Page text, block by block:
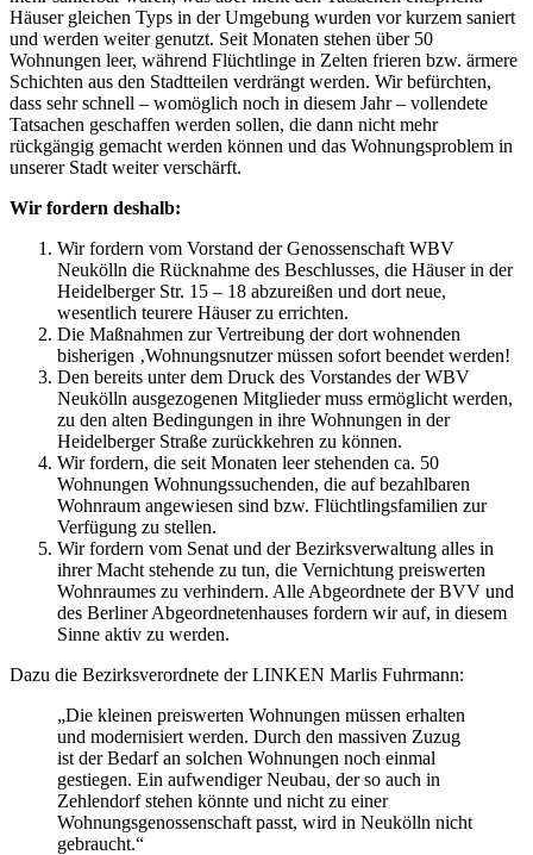
Häuser gleichen Typs in der Umgebung wurden vor kurzem saniert
und werden weiter genutzt. Seit Monaten stehen über 50
Wohnungen leer, während Flüchtlinge in Zelten frieren bzw. ärmere
Schichten aus den Stadtteilen verdrängt werden. Wir befürchten,
dass sehr schnell – womöglich noch in diesem Jahr – vollendete
Tatsachen geschaffen werden sollen, die dann nicht mehr
rückgängig gemacht werden können und das Wohnungsproblem in
unserer Stadt weiter verschärft.
Wir fordern deshalb:
Wir fordern vom Vorstand der Genossenschaft WBV
Neukölln die Rücknahme des Beschlusses, die Häuser in der
Heidelberger Str. 15 – 18 abzureißen und dort neue,
wesentlich teurere Häuser zu errichten.
Die Maßnahmen zur Vertreibung der dort wohnenden
bisherigen ‚Wohnungsnutzer müssen sofort beendet werden!
Den bereits unter dem Druck des Vorstandes der WBV
Neukölln ausgezogenen Mitglieder muss ermöglicht werden,
zu den alten Bedingungen in ihre Wohnungen in der
Heidelberger Straße zurückkehren zu können.
Wir fordern, die seit Monaten leer stehenden ca. 50
Wohnungen Wohnungssuchenden, die auf bezahlbaren
Wohnraum angewiesen sind bzw. Flüchtlingsfamilien zur
Verfügung zu stellen.
Wir fordern vom Senat und der Bezirksverwaltung alles in
ihrer Macht stehende zu tun, die Vernichtung preiswerten
Wohnraumes zu verhindern. Alle Abgeordnete der BVV und
des Berliner Abgeordnetenhauses fordern wir auf, in diesem
Sinne aktiv zu werden.
Dazu die Bezirksverordnete der LINKEN Marlis Fuhrmann:
„Die kleinen preiswerten Wohnungen müssen erhalten
und modernisiert werden. Durch den massiven Zuzug
ist der Bedarf an solchen Wohnungen noch einmal
gestiegen. Ein aufwendiger Neubau, der so auch in
Zehlendorf stehen könnte und nicht zu einer
Wohnungsgenossenschaft passt, wird in Neukölln nicht
gebraucht.“